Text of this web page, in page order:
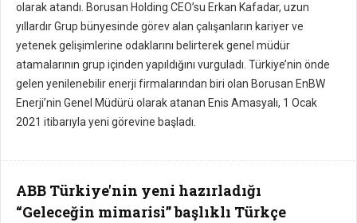
olarak atandı. Borusan Holding CEO’su Erkan Kafadar, uzun
yıllardır Grup bünyesinde görev alan çalışanların kariyer ve
yetenek gelişimlerine odaklarını belirterek genel müdür
atamalarının grup içinden yapıldığını vurguladı. Türkiye’nin önde
gelen yenilenebilir enerji firmalarından biri olan Borusan EnBW
Enerji’nin Genel Müdürü olarak atanan Enis Amasyalı, 1 Ocak
2021 itibarıyla yeni görevine başladı.
ABB Türkiye'nin yeni hazırladığı
“Geleceğin mimarisi” başlıklı Türkçe